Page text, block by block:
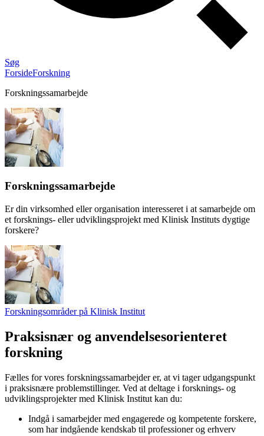
Søg
ForsideForskning
Forskningssamarbejde
Forskningssamarbejde
Er din virksomhed eller organisation interesseret i at samarbejde om
et forsknings- eller udviklingsprojekt med Klinisk Instituts dygtige
forskere?
Forskningsområder på Klinisk Institut
Praksisnær og anvendelsesorienteret
forskning
Fælles for vores forskningssamarbejder er, at vi tager udgangspunkt
i praksisnære problemstillinger. Ved at deltage i forsknings- og
udviklingsprojekter med Klinisk Institut kan du:
Indgå i samarbejder med engagerede og kompetente forskere,
som har indgående kendskab til professioner og erhverv